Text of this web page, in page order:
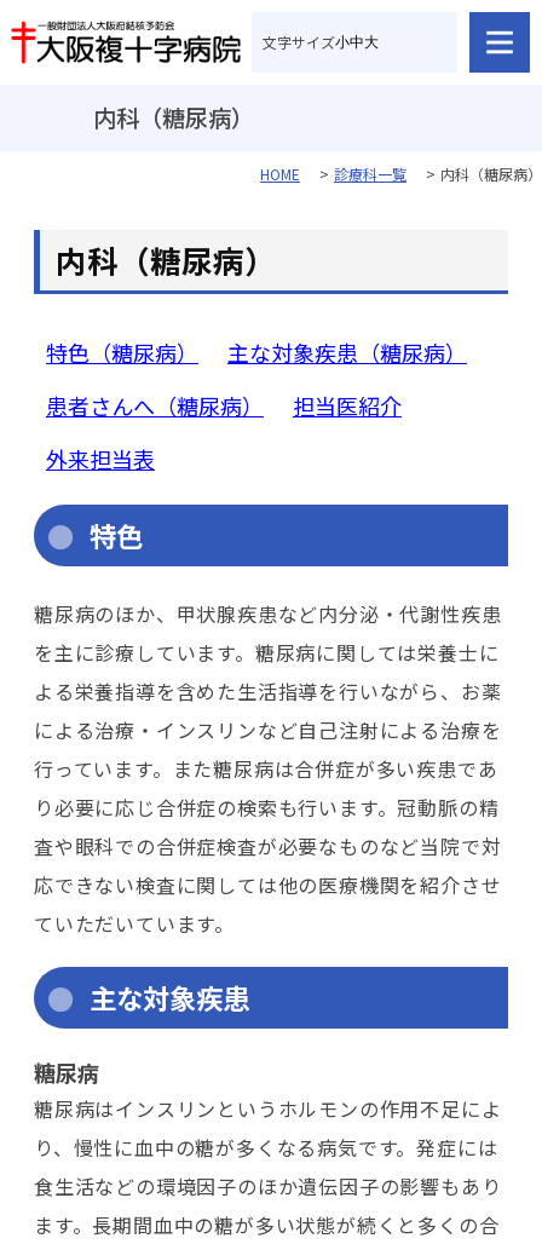
文字サイズ小中大
内科（糖尿病）
HOME 診療科一覧 内科（糖尿病）
内科（糖尿病）
特色（糖尿病）
主な対象疾患（糖尿病）
患者さんへ（糖尿病）
担当医紹介
外来担当表
特色
糖尿病のほか、甲状腺疾患など内分泌・代謝性疾患
を主に診療しています。糖尿病に関しては栄養士に
よる栄養指導を含めた生活指導を行いながら、お薬
による治療・インスリンなど自己注射による治療を
行っています。また糖尿病は合併症が多い疾患であ
り必要に応じ合併症の検索も行います。冠動脈の精
査や眼科での合併症検査が必要なものなど当院で対
応できない検査に関しては他の医療機関を紹介させ
ていただいています。
主な対象疾患
糖尿病
糖尿病はインスリンというホルモンの作用不足によ
り、慢性に血中の糖が多くなる病気です。発症には
食生活などの環境因子のほか遺伝因子の影響もあり
ます。長期間血中の糖が多い状態が続くと多くの合